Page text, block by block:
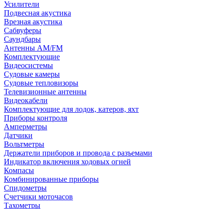
Усилители
Подвесная акустика
Врезная акустика
Сабвуферы
Саундбары
Антенны AM/FM
Комплектующие
Видеосистемы
Судовые камеры
Cудовые тепловизоры
Телевизионные антенны
Видеокабели
Комплектующие для лодок, катеров, яхт
Приборы контроля
Амперметры
Датчики
Вольтметры
Держатели приборов и провода с разъемами
Индикатор включения ходовых огней
Компасы
Комбинированные приборы
Спидометры
Счетчики моточасов
Тахометры